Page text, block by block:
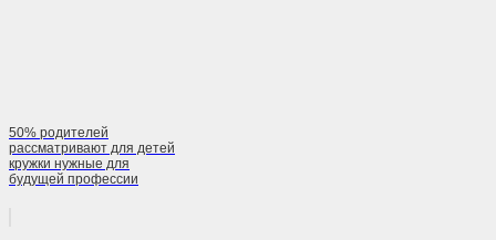
50% родителей
рассматривают для детей
кружки нужные для
будущей профессии